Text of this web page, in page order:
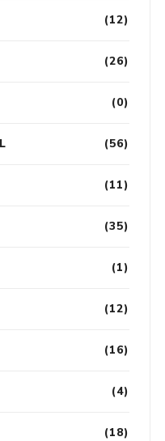
(12)
(26)
(0)
(56)
(11)
(35)
(1)
(12)
(16)
(4)
(18)